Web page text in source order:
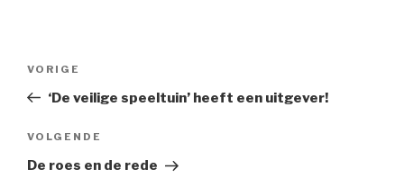
Vorig
bericht
VORIGE
‘De veilige speeltuin’ heeft een uitgever!
Volgend
Bericht
VOLGENDE
De roes en de rede